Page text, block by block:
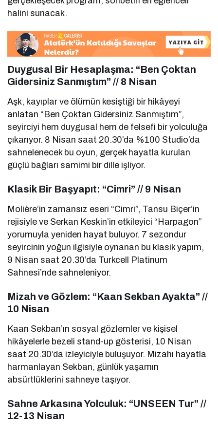
halini sunacak.
Duygusal Bir Hesaplaşma: “Ben Çoktan
Gidersiniz Sanmıştım” // 8 Nisan
Aşk, kayıplar ve ölümün kesiştiği bir hikâyeyi
anlatan “Ben Çoktan Gidersiniz Sanmıştım”,
seyirciyi hem duygusal hem de felsefi bir yolculuğa
çıkarıyor. 8 Nisan saat 20.30’da %100 Studio’da
sahnelenecek bu oyun, gerçek hayatla kurulan
güçlü bağları samimi bir dille işliyor.
Klasik Bir Başyapıt: “Cimri” // 9 Nisan
Molière’in zamansız eseri “Cimri”, Tansu Biçer’in
rejisiyle ve Serkan Keskin’in etkileyici “Harpagon”
yorumuyla yeniden hayat buluyor. 7 sezondur
seyircinin yoğun ilgisiyle oynanan bu klasik yapım,
9 Nisan saat 20.30’da Turkcell Platinum
Sahnesi’nde sahneleniyor.
Mizah ve Gözlem: “Kaan Sekban Ayakta” //
10 Nisan
Kaan Sekban’ın sosyal gözlemler ve kişisel
hikâyelerle bezeli stand-up gösterisi, 10 Nisan
saat 20.30’da izleyiciyle buluşuyor. Mizahı hayatla
harmanlayan Sekban, günlük yaşamın
absürtlüklerini sahneye taşıyor.
Sahne Arkasına Yolculuk: “UNSEEN Tur” //
12-13 Nisan